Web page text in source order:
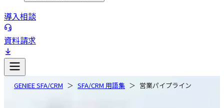
導入相談
資料請求
GENIEE SFA/CRM SFA/CRM 用語集 営業パイプライン